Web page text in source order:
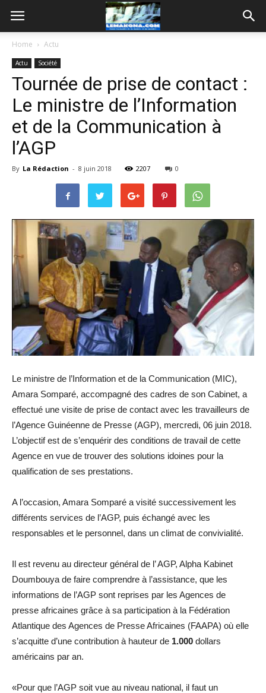
Home Actu
Actu Société
Tournée de prise de contact :
Le ministre de l’Information
et de la Communication à
l’AGP
By La Rédaction - 8 juin 2018 2207 0
Le ministre de l’Information et de la Communication (MIC),
Amara Somparé, accompagné des cadres de son Cabinet, a
effectué une visite de prise de contact avec les travailleurs de
l’Agence Guinéenne de Presse (AGP), mercredi, 06 juin 2018.
L’objectif est de s’enquérir des conditions de travail de cette
Agence en vue de trouver des solutions idoines pour la
qualification de ses prestations.
A l’occasion, Amara Somparé a visité successivement les
différents services de l’AGP, puis échangé avec les
responsables et le personnel, dans un climat de convivialité.
Il est revenu au directeur général de l’ AGP, Alpha Kabinet
Doumbouya de faire comprendre à l’assistance, que les
informations de l’AGP sont reprises par les Agences de
presse africaines grâce à sa participation à la Fédération
Atlantique des Agences de Presse Africaines (FAAPA) où elle
s’acquitte d’une contribution à hauteur de 1.000 dollars
américains par an.
«Pour que l’AGP soit vue au niveau national, il faut un